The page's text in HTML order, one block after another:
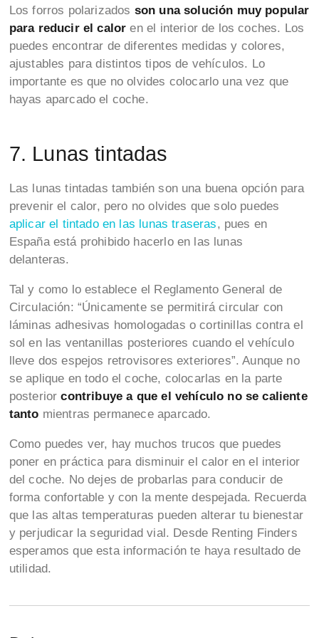
Los forros polarizados son una solución muy popular
para reducir el calor en el interior de los coches. Los
puedes encontrar de diferentes medidas y colores,
ajustables para distintos tipos de vehículos. Lo
importante es que no olvides colocarlo una vez que
hayas aparcado el coche.
7. Lunas tintadas
Las lunas tintadas también son una buena opción para
prevenir el calor, pero no olvides que solo puedes
aplicar el tintado en las lunas traseras, pues en
España está prohibido hacerlo en las lunas
delanteras.
Tal y como lo establece el Reglamento General de
Circulación: “Únicamente se permitirá circular con
láminas adhesivas homologadas o cortinillas contra el
sol en las ventanillas posteriores cuando el vehículo
lleve dos espejos retrovisores exteriores”. Aunque no
se aplique en todo el coche, colocarlas en la parte
posteriorcontribuye a que el vehículo no se caliente
tanto mientras permanece aparcado.
Como puedes ver, hay muchos trucos que puedes
poner en práctica para disminuir el calor en el interior
del coche. No dejes de probarlas para conducir de
forma confortable y con la mente despejada. Recuerda
que las altas temperaturas pueden alterar tu bienestar
y perjudicar la seguridad vial. Desde Renting Finders
esperamos que esta información te haya resultado de
utilidad.